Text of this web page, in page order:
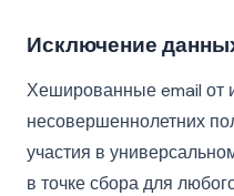
Исключение
Хешированные email от
несовершеннолетних
участия в
в точке сбора для